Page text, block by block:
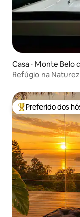
Casa ⋅ Monte Belo
Refúgio na
Entre os melhores
Preferido dos